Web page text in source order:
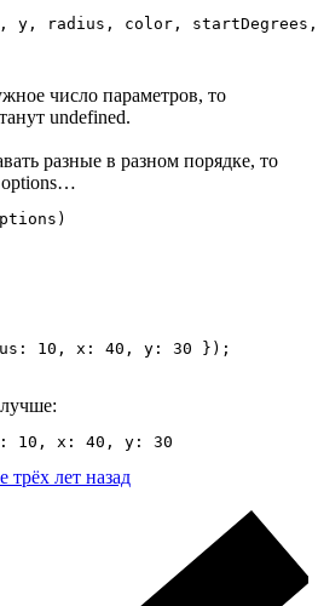
radius, color, startDegrees,
число параметров, то
undefined.
разные в разном порядке, то
options…
трёх лет назад